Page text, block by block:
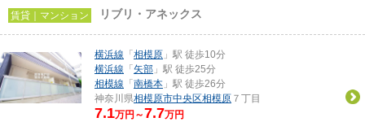
賃貸｜マンション リブリ・アネックス
横浜線 「 相模原 」駅 徒歩10分
横浜線 「 矢部 」駅 徒歩25分
相模線 「 南橋本 」駅 徒歩26分
神奈川県相模原市中央区相模原 ７丁目
7.1万円～7.7万円